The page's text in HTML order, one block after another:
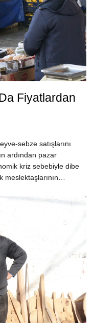
Fiyatlardan
sebze satışlarını
ardından pazar
kriz sebebiyle dibe
meslektaşlarının…